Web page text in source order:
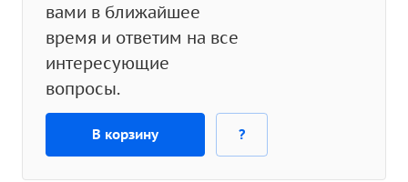
вами в ближайшее
время и ответим на все
интересующие
вопросы.
В корзину ?